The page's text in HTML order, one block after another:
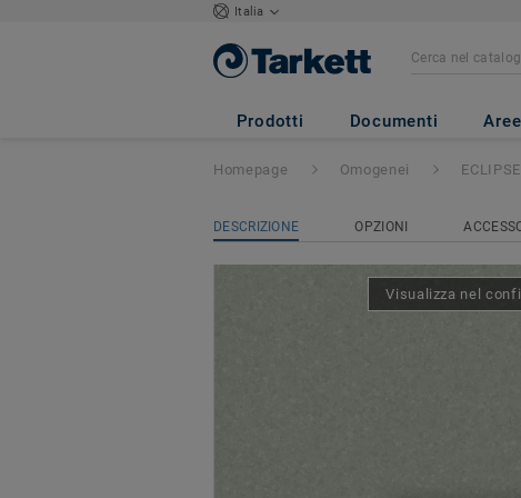
Italia
Prodotti Documenti
ECLIPSE
Homepage Omogenei
DESCRIZIONE OPZIONI
Visualizza nel